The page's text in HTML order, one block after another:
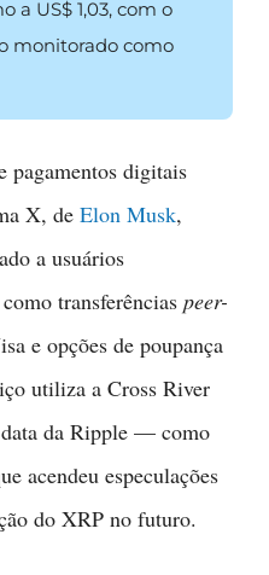
a US$ 1,03, com o
monitorado como
pagamentos digitais
X, deElon Musk,
a usuários
transferências peer-
e opções de poupança
utiliza a Cross River
da Ripple — como
acendeu especulações
do XRP no futuro.